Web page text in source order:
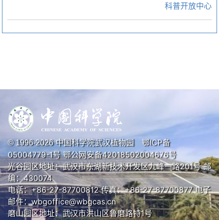
科普开放中心
© 1996-2026中国科学院武汉植物园 鄂ICP备
05004779-1号鄂公网安备42018502004676号
光谷园区地址：武汉市东湖新技术开发区九峰一路201号 邮
编：430074
电话：+86-27-87700812 传真：+86-27-87700877 电子
邮件：wbgoffice@wbgcas.cn
磨山园区地址：武汉市洪山区鲁磨路特1号